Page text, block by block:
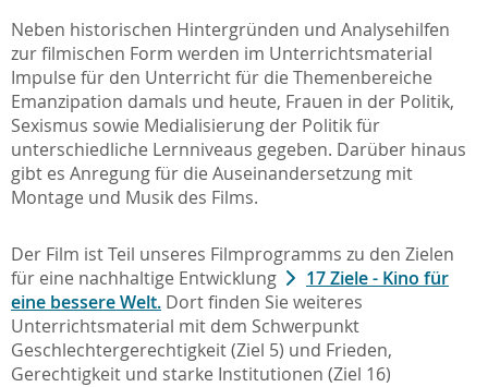
Neben historischen Hintergründen und Analysehilfen
zur filmischen Form werden im Unterrichtsmaterial
Impulse für den Unterricht für die Themenbereiche
Emanzipation damals und heute, Frauen in der Politik,
Sexismus sowie Medialisierung der Politik für
unterschiedliche Lernniveaus gegeben. Darüber hinaus
gibt es Anregung für die Auseinandersetzung mit
Montage und Musik des Films.
Der Film ist Teil unseres Filmprogramms zu den Zielen
für eine nachhaltige Entwicklung
17 Ziele - Kino für
eine bessere Welt. Dort finden Sie weiteres
Unterrichtsmaterial mit dem Schwerpunkt
Geschlechtergerechtigkeit (Ziel 5) und Frieden,
Gerechtigkeit und starke Institutionen (Ziel 16)